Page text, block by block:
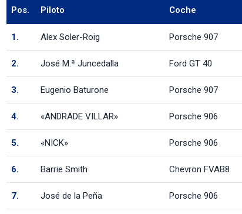
Pos. Piloto Coche
1. Alex Soler-Roig Porsche 907
2. José M.ª Juncedalla Ford GT 40
3. Eugenio Baturone Porsche 907
4. «ANDRADE VILLAR» Porsche 906
5. «NICK» Porsche 906
6. Barrie Smith Chevron FVAB8
7. José de la Peña Porsche 906